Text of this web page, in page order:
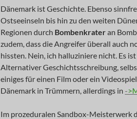
Dänemark ist Geschichte. Ebenso
Ostseeinseln bis hin zu den weiten
Regionen durch Bombenkrateran
zudem, dass die Angreifer überall auch
hissten. Nein, ich halluziniere nicht. Es
Alternativer Geschichtsschreibung,
einiges für einen Film oder ein
Dänemark in Trümmern, allerdings in -
Im prozeduralen Sandbox-Meisterwerk